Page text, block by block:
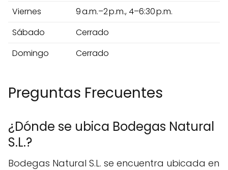
Viernes
9 a.m.–2 p.m., 4–6:30 p.m.
Sábado
Cerrado
Domingo
Cerrado
Preguntas Frecuentes
¿Dónde se ubica Bodegas Natural
S.L.?
Bodegas Natural S.L. se encuentra ubicada en